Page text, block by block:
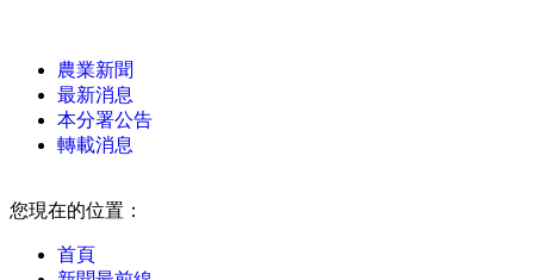
農業新聞
最新消息
本分署公告
轉載消息
您現在的位置：
首頁